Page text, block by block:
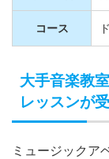
コース
大手音楽教
レッスンが
ミュージックア